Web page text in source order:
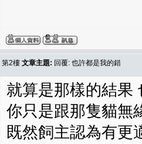
第2樓 文章主題: 回覆: 也許都是我的錯
就算是那樣的結果
你只是跟那隻貓無
既然飼主認為有更